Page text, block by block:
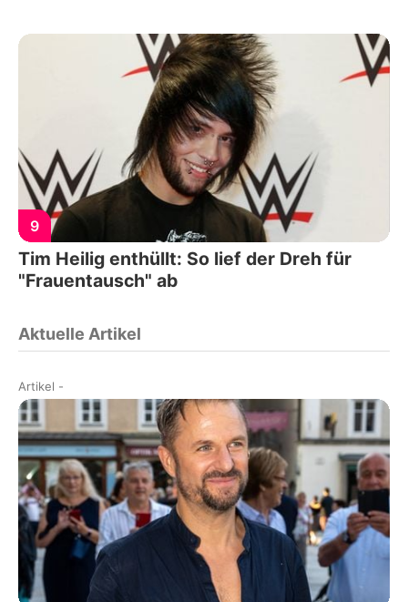
9
Tim Heilig enthüllt: So lief der Dreh für
"Frauentausch" ab
Aktuelle Artikel
Artikel -